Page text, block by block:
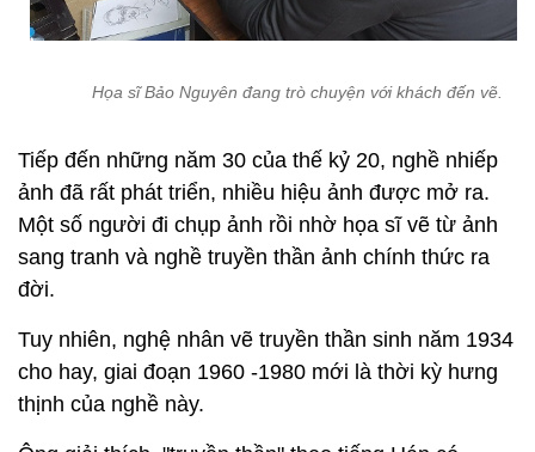
Họa sĩ Bảo Nguyên đang trò chuyện với khách đến vẽ.
Tiếp đến những năm 30 của thế kỷ 20, nghề nhiếp
ảnh đã rất phát triển, nhiều hiệu ảnh được mở ra.
Một số người đi chụp ảnh rồi nhờ họa sĩ vẽ từ ảnh
sang tranh và nghề truyền thần ảnh chính thức ra
đời.
Tuy nhiên, nghệ nhân vẽ truyền thần sinh năm 1934
cho hay, giai đoạn 1960 -1980 mới là thời kỳ hưng
thịnh của nghề này.